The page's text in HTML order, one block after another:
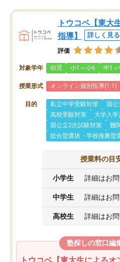
トウコベ【東大
指導】
詳しく見る
評価
対象学年 幼児 小1～小6 中1～
授業形式 オンライン個別指導(1:1)
目的 私立中学受験対策
国
高校受験対策
大学入
国公立2次試験対策
難
総合型選抜・学校推薦型
授業料の目
小学生 詳細はお
中学生 詳細はお
高校生 詳細はお
塾探しの窓口編